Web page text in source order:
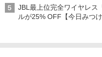
JBL最上位完全ワイヤレス
ルが25% OFF【今日みつ